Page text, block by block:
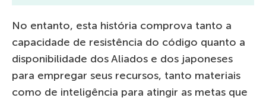
No entanto, esta história comprova tanto a
capacidade de resistência do código quanto a
disponibilidade dos Aliados e dos japoneses
para empregar seus recursos, tanto materiais
como de inteligência para atingir as metas que